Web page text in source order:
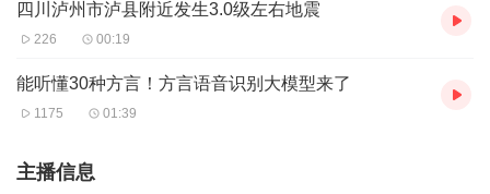
四川泸州市泸县附近发生3.0级左右地震
226 00:19
能听懂30种方言！方言语音识别大模型来了
1175 01:39
主播信息